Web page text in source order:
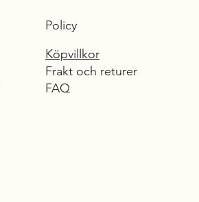
Policy
Köpvillkor
Frakt och returer
FAQ